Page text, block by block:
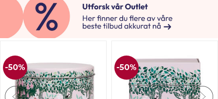
- Snorkfrøken
Mummi
på lager
189,-
Mummitrollet
Mummi
189,-
50% 50%